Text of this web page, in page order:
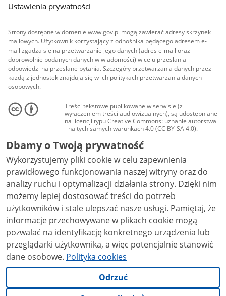
Ustawienia prywatności
Strony dostępne w domenie www.gov.pl mogą zawierać adresy skrzynek
mailowych. Użytkownik korzystający z odnośnika będącego adresem e-
mail zgadza się na przetwarzanie jego danych (adres e-mail oraz
dobrowolnie podanych danych w wiadomości) w celu przesłania
odpowiedzi na przesłane pytania. Szczegóły przetwarzania danych przez
każdą z jednostek znajdują się w ich politykach przetwarzania danych
osobowych.
Treści tekstowe publikowane w serwisie (z
wyłączeniem treści audiowizualnych), są udostępniane
na licencji typu Creative Commons: uznanie autorstwa
- na tych samych warunkach 4.0 (CC BY-SA 4.0).
Materiały audiowizualne, w tym zdjęcia, materiały
audio i wideo, są udostępniane na licencji typu
Creative Commons: uznanie autorstwa użycie
niekomercyjne - bez utworów zależnych 4.0 (CC BY-
NC-ND 4.0), o ile nie jest to stwierdzone inaczej.
Dbamy o Twoją prywatność
Wykorzystujemy pliki cookie w celu zapewnienia
prawidłowego funkcjonowania naszej witryny oraz do
analizy ruchu i optymalizacji działania strony. Dzięki nim
możemy lepiej dostosować treści do potrzeb
użytkowników i stale ulepszać nasze usługi. Pamiętaj, że
informacje przechowywane w plikach cookie mogą
pozwalać na identyfikację konkretnego urządzenia lub
przeglądarki użytkownika, a więc potencjalnie stanowić
dane osobowe. Polityka cookies
Odrzuć